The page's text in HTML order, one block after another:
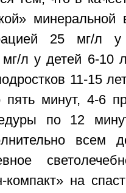
минеральной
25 мг/л
л у детей 6-10
11-15
пять минут, 4-6
по 12
всем
компакт» на